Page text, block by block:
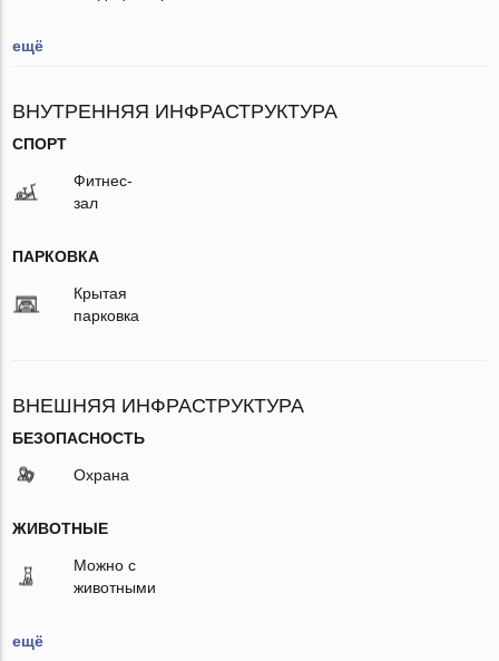
ещё
ВНУТРЕННЯЯ ИНФРАСТРУКТУРА
СПОРТ
Фитнес-
зал
ПАРКОВКА
Крытая
парковка
ВНЕШНЯЯ ИНФРАСТРУКТУРА
БЕЗОПАСНОСТЬ
Охрана
ЖИВОТНЫЕ
Можно с
животными
ещё